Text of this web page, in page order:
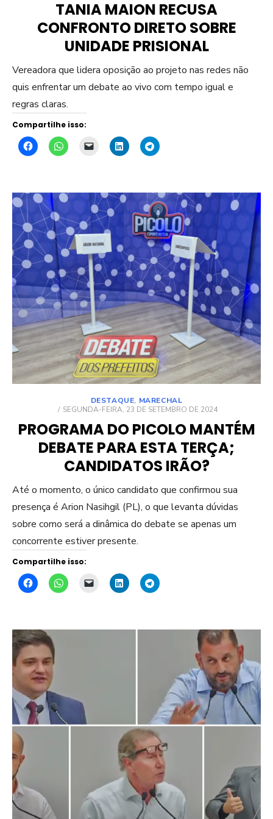
TANIA MAION RECUSA
CONFRONTO DIRETO SOBRE
UNIDADE PRISIONAL
Vereadora que lidera oposição ao projeto nas redes não
quis enfrentar um debate ao vivo com tempo igual e
regras claras.
Compartilhe isso:
DESTAQUE, MARECHAL
POSTED
SEGUNDA-FEIRA, 23 DE SETEMBRO DE 2024
PROGRAMA DO PICOLO MANTÉM
DEBATE PARA ESTA TERÇA;
CANDIDATOS IRÃO?
Até o momento, o único candidato que confirmou sua
presença é Arion Nasihgil (PL), o que levanta dúvidas
sobre como será a dinâmica do debate se apenas um
concorrente estiver presente.
Compartilhe isso: